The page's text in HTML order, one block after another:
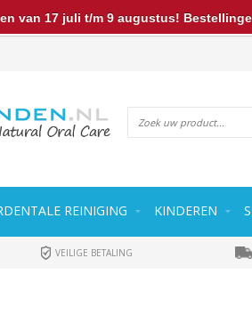
REINIGING KINDEREN
VEILIGE BETALING
van 17 juli t/m 9 augustus!